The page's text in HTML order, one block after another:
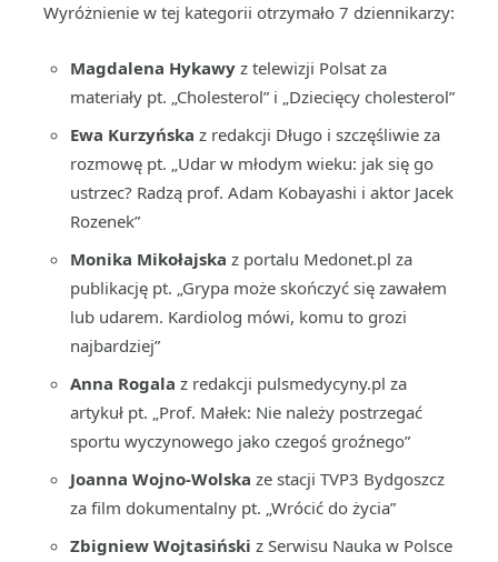
Wyróżnienie w tej kategorii otrzymało 7 dziennikarzy:
Magdalena Hykawy z telewizji Polsat za
materiały pt. „Cholesterol” i „Dziecięcy cholesterol”
Ewa Kurzyńska z redakcji Długo i szczęśliwie za
rozmowę pt. „Udar w młodym wieku: jak się go
ustrzec? Radzą prof. Adam Kobayashi i aktor Jacek
Rozenek”
Monika Mikołajska z portalu Medonet.pl za
publikację pt. „Grypa może skończyć się zawałem
lub udarem. Kardiolog mówi, komu to grozi
najbardziej”
Anna Rogala z redakcji pulsmedycyny.pl za
artykuł pt. „Prof. Małek: Nie należy postrzegać
sportu wyczynowego jako czegoś groźnego”
Joanna Wojno-Wolska ze stacji TVP3 Bydgoszcz
za film dokumentalny pt. „Wrócić do życia”
Zbigniew Wojtasiński z Serwisu Nauka w Polsce